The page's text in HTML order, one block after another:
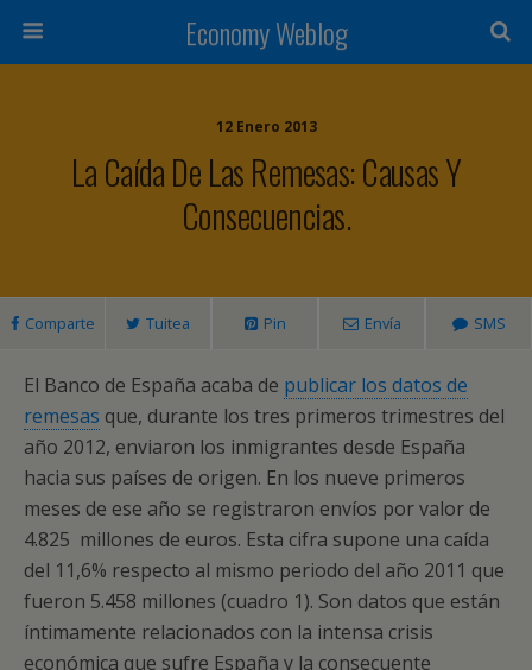
Economy Weblog
12 Enero 2013
La Caída De Las Remesas: Causas Y
Consecuencias.
Comparte Tuitea Pin Envía SMS
El Banco de España acaba de publicar los datos de
remesas que, durante los tres primeros trimestres del
año 2012, enviaron los inmigrantes desde España
hacia sus países de origen. En los nueve primeros
meses de ese año se registraron envíos por valor de
4.825 millones de euros. Esta cifra supone una caída
del 11,6% respecto al mismo periodo del año 2011 que
fueron 5.458 millones (cuadro 1). Son datos que están
íntimamente relacionados con la intensa crisis
económica que sufre España y la consecuente